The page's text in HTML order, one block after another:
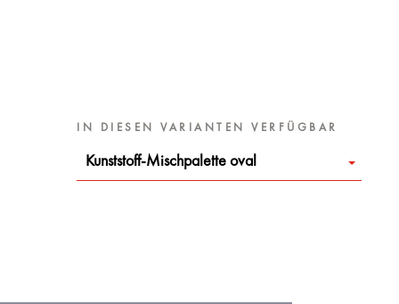
IN DIESEN VARIANTEN VERFÜGBAR
Kunststoff-Mischpalette oval